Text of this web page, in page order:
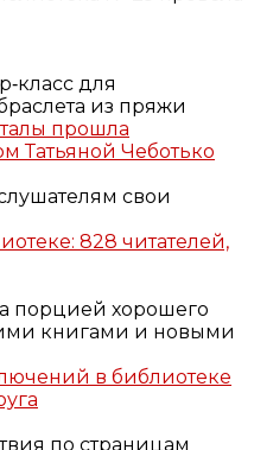
для
из пряжи
прошла
Татьяной Чеботько
свои
828 читателей,
порцией хорошего
книгами и новыми
в библиотеке
по страницам